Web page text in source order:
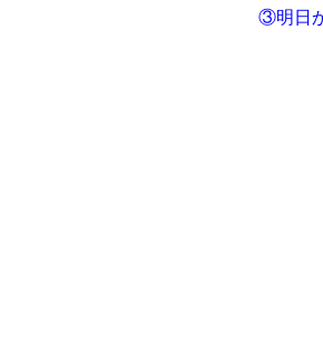
③明日からも